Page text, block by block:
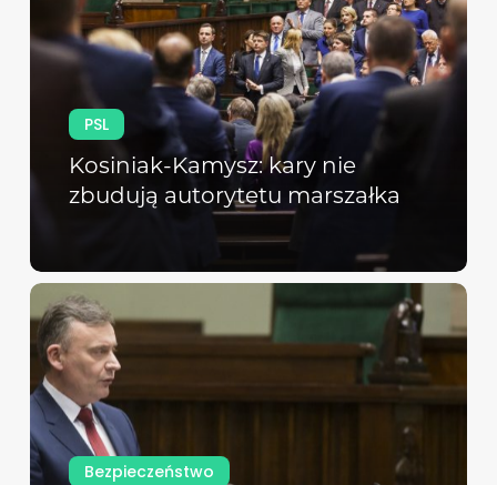
PSL
Kosiniak-Kamysz: kary nie
zbudują autorytetu marszałka
Bezpieczeństwo